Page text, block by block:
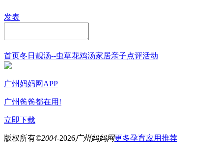
发表
首页冬日靓汤--虫草花鸡汤家居亲子点评活动
广州妈妈网APP
广州爸爸都在用!
立即下载
版权所有©2004-2026广州妈妈网更多孕育应用推荐